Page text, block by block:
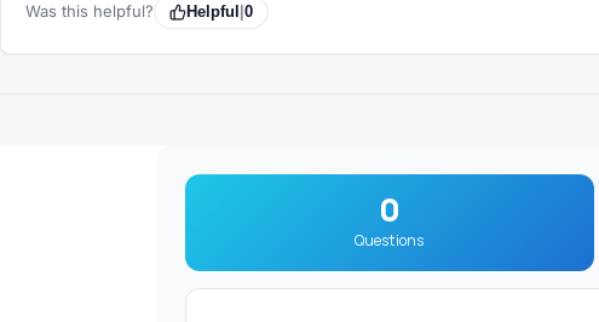
Was this helpful? Helpful 0